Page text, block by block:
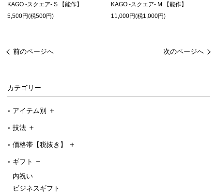
KAGO -スクエア- S 【能作】
5,500円(税500円)
KAGO -スクエア- M 【能作】
11,000円(税1,000円)
前のページへ 次のページへ
カテゴリー
アイテム別
技法
価格帯【税抜き】
ギフト
内祝い
ビジネスギフト